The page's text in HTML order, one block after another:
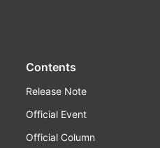
Contents
Release Note
Official Event
Official Column